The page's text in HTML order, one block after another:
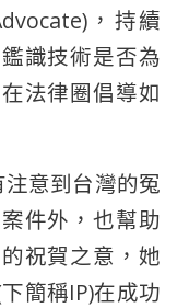
，持續
識技術是否為
法律圈倡導如
意到台灣的冤
件外，也幫助
祝賀之意，她
簡稱IP)在成功